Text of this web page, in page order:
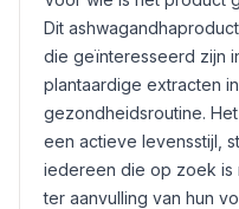
Dit
die geïnteresseerd zijn
plantaardige extracten
gezondheidsroutine.
een actieve levensstijl,
iedereen die op zoek is
ter aanvulling van hun